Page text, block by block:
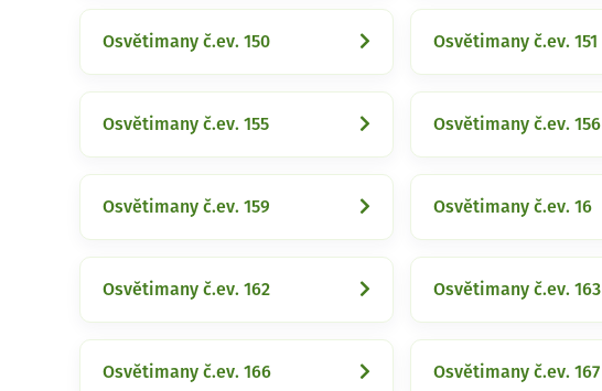
Osvětimany č.ev. 150 Osvětimany č.ev. 151
Osvětimany č.ev. 155 Osvětimany č.ev. 156
Osvětimany č.ev. 159 Osvětimany č.ev. 16
Osvětimany č.ev. 162 Osvětimany č.ev. 163
Osvětimany č.ev. 166 Osvětimany č.ev. 167